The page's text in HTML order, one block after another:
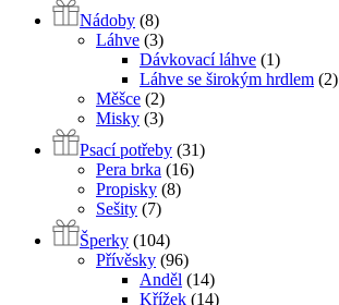
Nádoby (8)
Láhve (3)
Dávkovací láhve (1)
Láhve se širokým hrdlem (2)
Měšce (2)
Misky (3)
Psací potřeby (31)
Pera brka (16)
Propisky (8)
Sešity (7)
Šperky (104)
Přívěsky (96)
Anděl (14)
Křížek (14)